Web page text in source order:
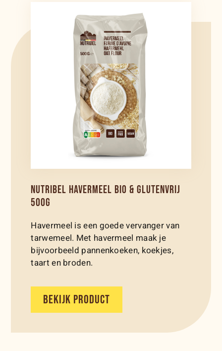
NUTRIBEL HAVERMEEL BIO & GLUTENVRIJ
500G
Havermeel is een goede vervanger van
tarwemeel. Met havermeel maak je
bijvoorbeeld pannenkoeken, koekjes,
taart en broden.
BEKIJK PRODUCT